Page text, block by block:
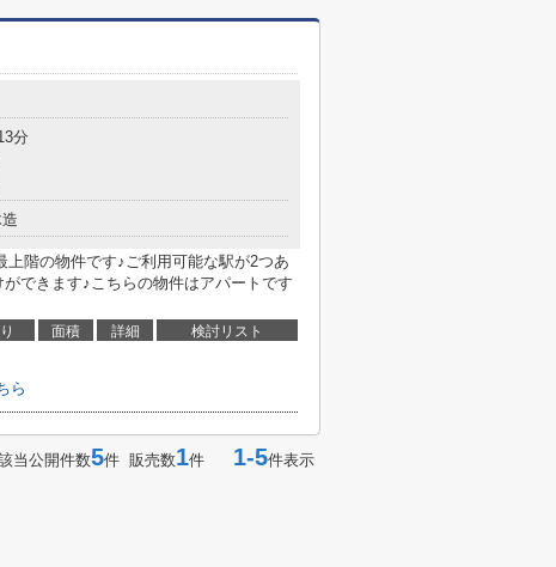
分
階の物件です♪ご利用可能な駅が2つあ
できます♪こちらの物件はアパートです
面積 詳細 検討リスト
ら
当公開件数5件 販売数1件 1-5件表示